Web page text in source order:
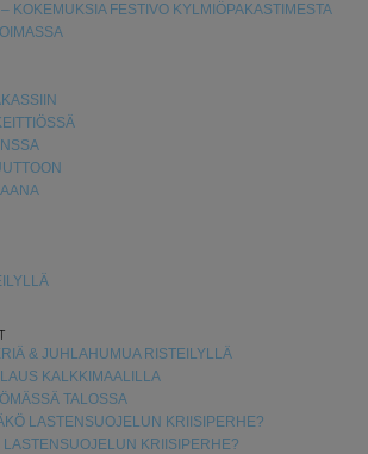
KOKEMUKSIA FESTIVO KYLMIÖPAKASTIMESTA
& JUHLAHUMUA RISTEILYLLÄ
KALKKIMAALILLA
TALOSSA
LASTENSUOJELUN KRIISIPERHE?
LASTENSUOJELUN KRIISIPERHE?